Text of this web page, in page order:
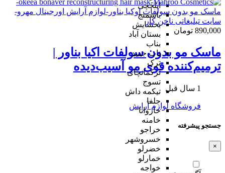
ایلخچی
باسمنج
بخشایش
بستان آباد
بناب
ناب جدید
ترک
ترکمانچای
تسوج
تیکمه داش
جلفا
خاروانا
خامنه
خراجو
خسروشهر
خضرلو
خمارلو
خواجه
890,000 تومان
ماسک مو بدون سولفات اکیا بناور |
ترمیم‌کننده قوی مو آسیب‌دیده
1 سال قبل
فروشگاه لوازم آرایش
جستجو پیشرفته
×